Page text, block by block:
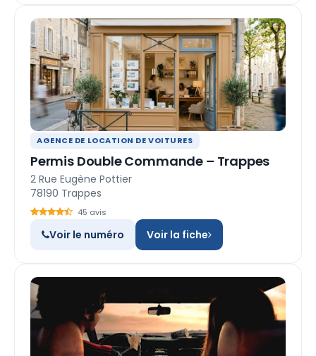
AGENCE DE LOCATION DE VOITURES
Permis Double Commande – Trappes
2 Rue Eugène Pottier
78190 Trappes
45 avis
Voir le numéro Voir la fiche